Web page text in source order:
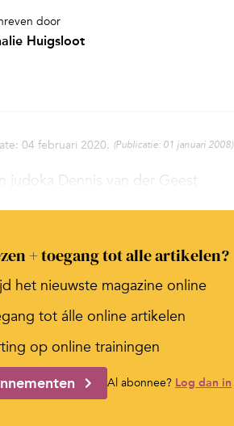
door
Huigsloot
04 februari 2020. (Publicatie: 01 januari 2008)
judoka Dennis van der Geest
+ toegang tot alle artikelen?
het nieuwste magazine online
tot álle online artikelen
op online trainingen
Al abonnee? Log dan in